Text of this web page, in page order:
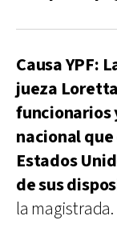
Causa YPF:
jueza
funcionarios
nacional
Estados
de sus
la magistrada.